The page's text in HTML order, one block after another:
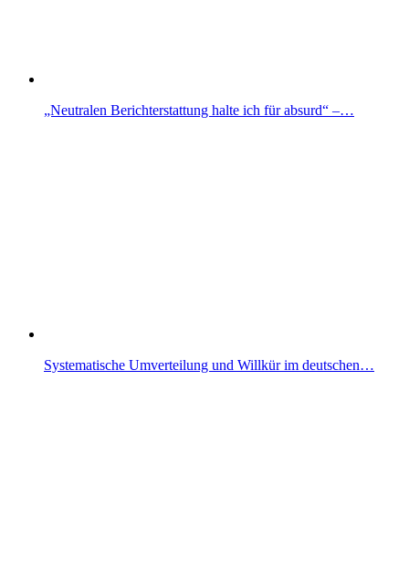
„Neutralen Berichterstattung halte ich für absurd“ –…
Systematische Umverteilung und Willkür im deutschen…